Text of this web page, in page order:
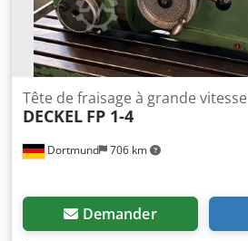
Dortmund 706 km
Tête de fraisage à grande vitesse
DECKEL FP 1-4
Demander